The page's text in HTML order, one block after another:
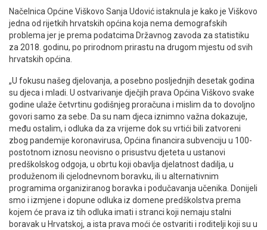
Načelnica Općine Viškovo Sanja Udović istaknula je kako je Viškovo
jedna od rijetkih hrvatskih općina koja nema demografskih
problema jer je prema podatcima Državnog zavoda za statistiku
za 2018. godinu, po prirodnom prirastu na drugom mjestu od svih
hrvatskih općina.
„U fokusu našeg djelovanja, a posebno posljednjih desetak godina
su djeca i mladi. U ostvarivanje dječjih prava Općina Viškovo svake
godine ulaže četvrtinu godišnjeg proračuna i mislim da to dovoljno
govori samo za sebe. Da su nam djeca iznimno važna dokazuje,
među ostalim, i odluka da za vrijeme dok su vrtići bili zatvoreni
zbog pandemije koronavirusa, Općina financira subvenciju u 100-
postotnom iznosu neovisno o prisustvu djeteta u ustanovi
predškolskog odgoja, u obrtu koji obavlja djelatnost dadilja, u
produženom ili cjelodnevnom boravku, ili u alternativnim
programima organiziranog boravka i podučavanja učenika. Donijeli
smo i izmjene i dopune odluka iz domene predškolstva prema
kojem će prava iz tih odluka imati i stranci koji nemaju stalni
boravak u Hrvatskoj, a ista prava moći će ostvariti i roditelji koji su u